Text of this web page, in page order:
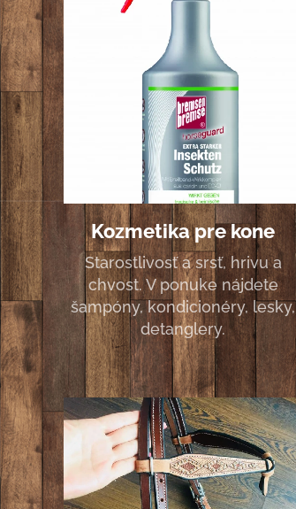
Kozmetika pre kone
Starostlivosť a srsť, hrivu a
chvost. V ponuke nájdete
šampóny, kondicionéry, lesky,
detanglery.